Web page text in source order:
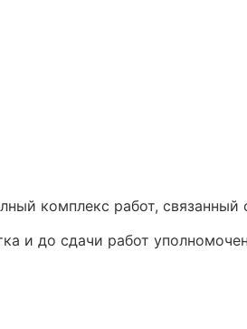
комплекс работ, связанный
и до сдачи работ